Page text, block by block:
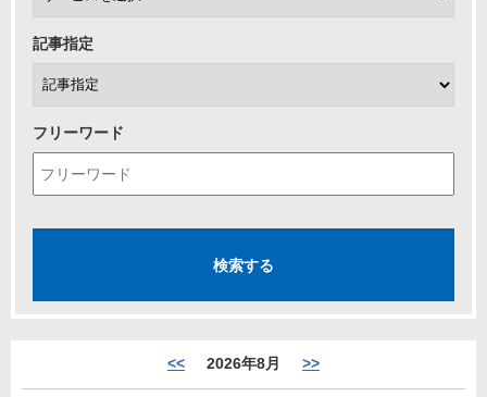
記事指定
フリーワード
<< 2026年8月 >>